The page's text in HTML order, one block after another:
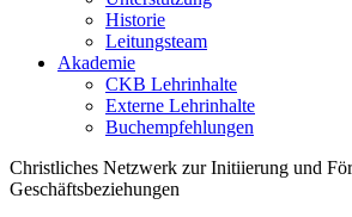
Historie
Leitungsteam
Akademie
CKB Lehrinhalte
Externe Lehrinhalte
Buchempfehlungen
Christliches Netzwerk zur Initiierung und
Geschäftsbeziehungen